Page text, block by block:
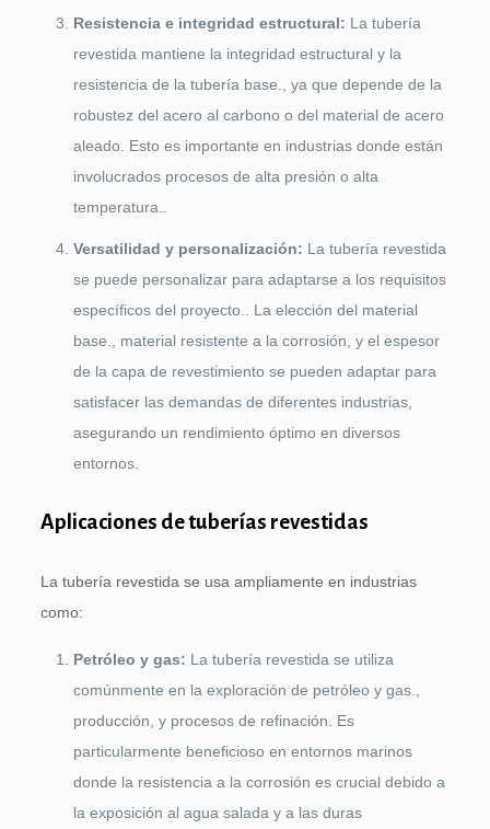
Resistencia e integridad estructural: La tubería
revestida mantiene la integridad estructural y la
resistencia de la tubería base., ya que depende de la
robustez del acero al carbono o del material de acero
aleado. Esto es importante en industrias donde están
involucrados procesos de alta presión o alta
temperatura..
Versatilidad y personalización: La tubería revestida
se puede personalizar para adaptarse a los requisitos
específicos del proyecto.. La elección del material
base., material resistente a la corrosión, y el espesor
de la capa de revestimiento se pueden adaptar para
satisfacer las demandas de diferentes industrias,
asegurando un rendimiento óptimo en diversos
entornos.
Aplicaciones de tuberías revestidas
La tubería revestida se usa ampliamente en industrias
como:
Petróleo y gas: La tubería revestida se utiliza
comúnmente en la exploración de petróleo y gas.,
producción, y procesos de refinación. Es
particularmente beneficioso en entornos marinos
donde la resistencia a la corrosión es crucial debido a
la exposición al agua salada y a las duras